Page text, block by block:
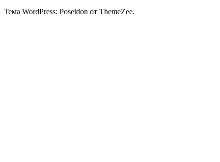
Тема WordPress: Poseidon от ThemeZee.